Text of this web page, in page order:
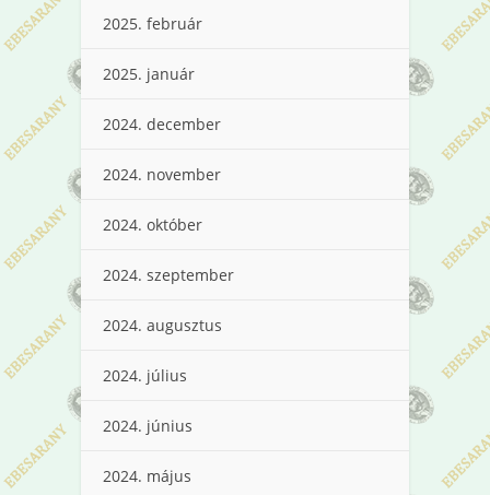
2025. február
2025. január
2024. december
2024. november
2024. október
2024. szeptember
2024. augusztus
2024. július
2024. június
2024. május